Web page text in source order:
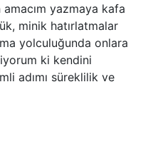
yazmaya kafa
minik hatırlatmalar
yolculuğunda onlara
ki kendini
adımı süreklilik ve